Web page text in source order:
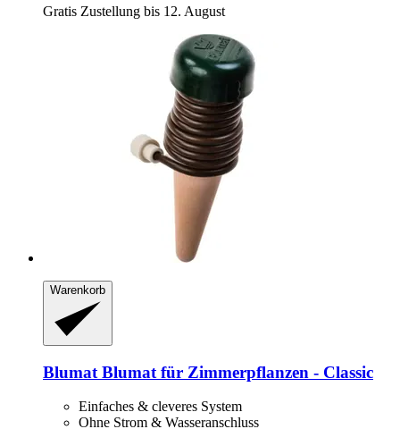
Gratis Zustellung bis 12. August
Warenkorb
Blumat Blumat für Zimmerpflanzen -​ Classic
Einfaches & cleveres System
Ohne Strom & Wasseranschluss